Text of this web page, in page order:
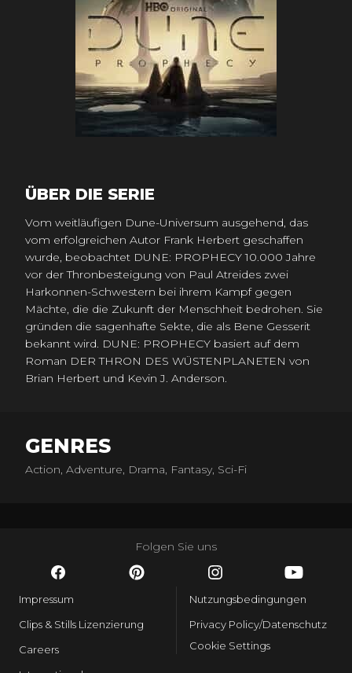
ÜBER DIE SERIE
Vom weitläufigen Dune-Universum ausgehend, das
vom erfolgreichen Autor Frank Herbert geschaffen
wurde, beobachtet DUNE: PROPHECY 10.000 Jahre
vor der Thronbesteigung von Paul Atreides zwei
Harkonnen-Schwestern bei ihrem Kampf gegen
Mächte, die die Zukunft der Menschheit bedrohen. Sie
gründen die sagenhafte Sekte, die als Bene Gesserit
bekannt wird. DUNE: PROPHECY basiert auf dem
Roman DER THRON DES WÜSTENPLANETEN von
Brian Herbert und Kevin J. Anderson.
GENRES
Action, Adventure, Drama, Fantasy, Sci-Fi
Folgen Sie uns
Impressum
Clips & Stills Lizenzierung
Careers
Nutzungsbedingungen
Privacy Policy/Datenschutz
Cookie Settings